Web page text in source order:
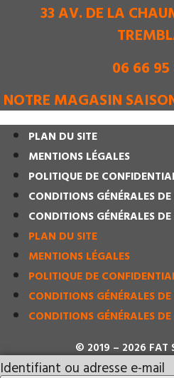
33 AV. DE LA
06 66 95
NOTRE MAGASIN
PLAN DU SITE
MENTIONS LÉGALES
POLITIQUE DE
CONDITIONS GÉNÉRALES
CONDITIONS GÉNÉRALES
PLAN DU SITE
MENTIONS LÉGALES
POLITIQUE DE
CONDITIONS GÉNÉRALES
CONDITIONS GÉNÉRALES
© 2019 – 2026 FAT
Identifiant ou adresse e-mail